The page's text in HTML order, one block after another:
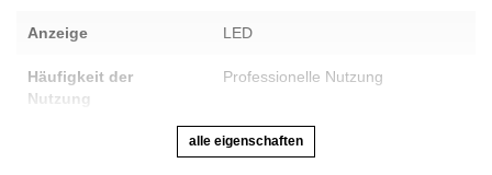
Anzeige LED
Häufigkeit der
Nutzung
Professionelle Nutzung
alle eigenschaften